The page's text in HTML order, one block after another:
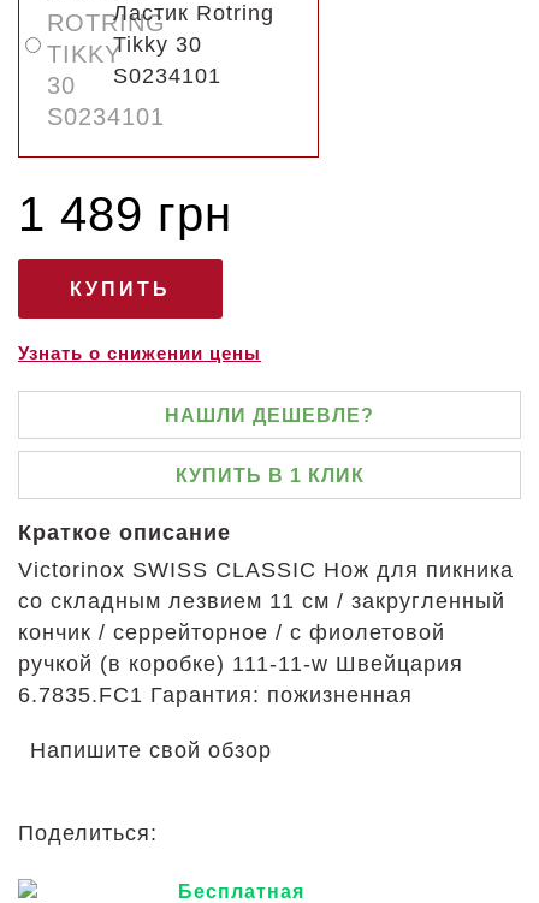
Ластик Rotring
Tikky 30
S0234101
1 489 грн
Узнать о снижении цены
НАШЛИ ДЕШЕВЛЕ?
КУПИТЬ В 1 КЛИК
Краткое описание
Victorinox SWISS CLASSIC Нож для пикника
со складным лезвием 11 см / закругленный
кончик / серрейторное / с фиолетовой
ручкой (в коробке) 111-11-w Швейцария
6.7835.FC1 Гарантия: пожизненная
Напишите свой обзор
Поделиться:
Бесплатная